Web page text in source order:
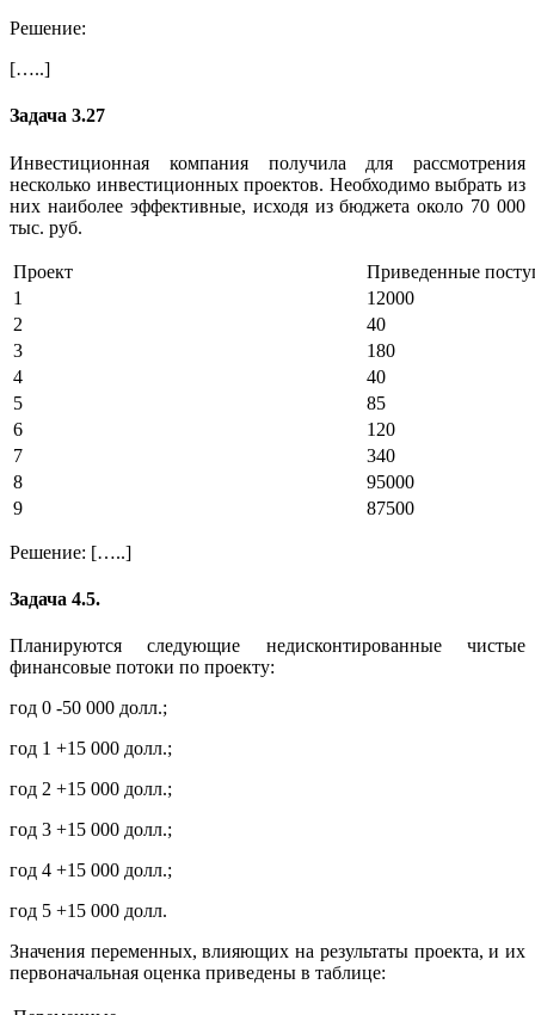
Решение:
[…..]
Задача 3.27
Инвестиционная компания получила для рассмотрения
несколько инвестиционных проектов. Необходимо выбрать из
них наиболее эффективные, исходя из бюджета около 70 000
тыс. руб.
Проект
Приведенные
1
12000
2
40
3
180
4
40
5
85
6
120
7
340
8
95000
9
87500
Решение: […..]
Задача 4.5.
Планируются следующие недисконтированные чистые
финансовые потоки по проекту:
год 0 -50 000 долл.;
год 1 +15 000 долл.;
год 2 +15 000 долл.;
год 3 +15 000 долл.;
год 4 +15 000 долл.;
год 5 +15 000 долл.
Значения переменных, влияющих на результаты проекта, и их
первоначальная оценка приведены в таблице: